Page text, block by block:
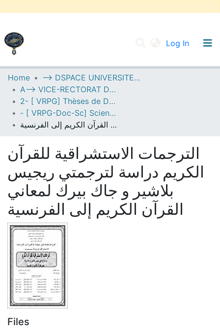
Log In
UNIVERSITY OF D.L SIDI BEL ABBES
Communities & Collections
All of DSpace
Statistics
Home
--> DSPACE UNIVERSITE DJILALLI LIABES DE SIDI BEL ABBES
A--> VICE-RECTORAT DE LA POST-GRADUATION
2- [ VRPG] Thèses de Doctorat en Sciences
- [ VRPG-Doc-Sc] Sciences humaines et sociales --- علوم إنسانية واجتماعية
الترجمات الاستشراقية للقرآن الكريم دراسة لترجمتي ريجيس بلاشير و جاك بيرك لمعاني القرآن الكريم إلى الفرنسية
الترجمات الاستشراقية للقرآن
الكريم دراسة لترجمتي ريجيس
بلاشير و جاك بيرك لمعاني
القرآن الكريم إلى الفرنسية
Files